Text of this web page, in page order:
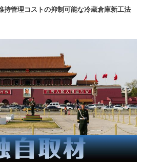
持管理コストの抑制可能な冷蔵倉庫新工法